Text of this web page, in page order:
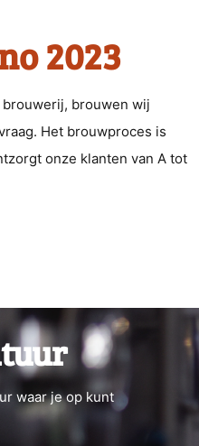
2023
brouwen wij
Het brouwproces is
onze klanten van A tot
waar je op kunt